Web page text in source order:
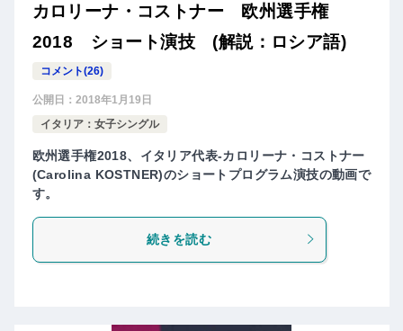
カロリーナ・コストナー 欧州選手権
2018 ショート演技 (解説：ロシア語)
コメント(26)
公開日： 2018年1月19日
イタリア：女子シングル
欧州選手権2018、イタリア代表-カロリーナ・コストナー
(Carolina KOSTNER)のショートプログラム演技の動画で
す。
続きを読む